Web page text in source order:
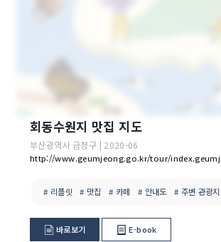
회동수원지 맛집 지도
부산광역시 금정구 | 2020-06
http://www.geumjeong.go.kr/tour/index.geumj
# 리플릿 # 맛집 # 카페 # 안내도 # 주변 관광지
바로보기 E-book